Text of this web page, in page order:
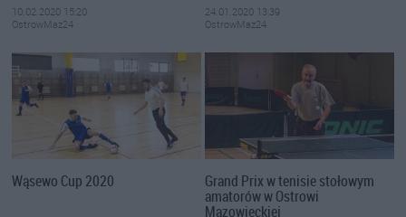
10.02.2020 15:20
OstrowMaz24
24.01.2020 13:39
OstrowMaz24
Wąsewo Cup 2020 Grand Prix w tenisie stołowym
amatorów w Ostrowi
Mazowieckiej